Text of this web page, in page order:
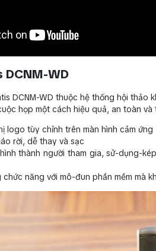
DCNM-WD
DCNM-WD thuộc hệ thống hội thảo
họp một cách hiệu quả, an toàn và
logo tùy chỉnh trên màn hình cảm ứng
rời, dễ thay và sạc
thành người tham gia, sử-dụng-
chức năng với mô-đun phần mềm mà